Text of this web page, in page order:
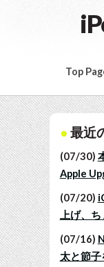
Top
最近
(07/30)
Apple
(07/20)
上げ、
(07/16)
太と節